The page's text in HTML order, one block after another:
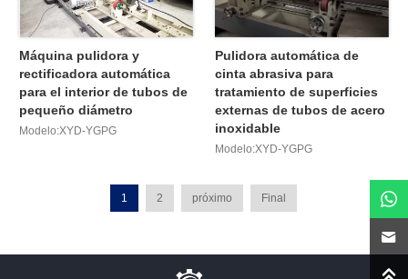
Máquina pulidora y
rectificadora automática
para el interior de tubos de
pequeño diámetro
Modelo:XYD-YGPG
Pulidora automática de
cinta abrasiva para
tratamiento de superficies
externas de tubos de acero
inoxidable
Modelo:XYD-YGPG
1 2 próximo Final